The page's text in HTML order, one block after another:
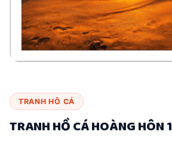
TRANH HÔ CÁ
TRANH HỒ CÁ HOÀNG HÔN 1